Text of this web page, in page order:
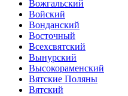
Вожгальский
Войский
Вонданский
Восточный
Всехсвятский
Вынурский
Высокораменский
Вятские Поляны
Вятский